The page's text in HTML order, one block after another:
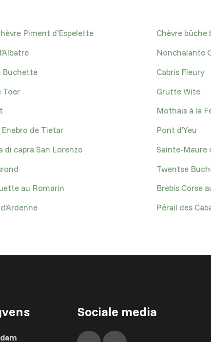
Piment d’Espelette
Chèvre bûche
Nonchalante
Buchette
Cabris Fleury
Toer
Grutte Wite
Mothais à la
de Tietar
Pont d’Yeu
di capra San Lorenzo
Sainte-Maure
Twentse
au Romarin
Brebis Corse
Pérail des
Sociale media